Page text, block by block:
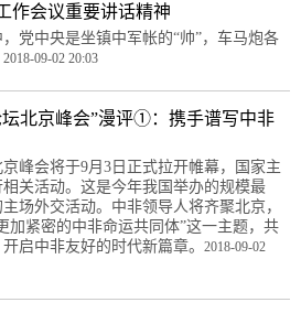
作会议重要讲话精神
党中央是坐镇中军帐的“帅”，车马炮各
2018-09-02 20:03
北京峰会”漫评①：携手谱写中非
峰会将于9月3日正式拉开帷幕，国家主
关活动。这是今年我国举办的规模最
场外交活动。中非领导人将齐聚北京，
加紧密的中非命运共同体”这一主题，共
启中非友好的时代新篇章。 2018-09-02